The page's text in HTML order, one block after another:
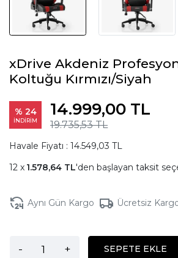
xDrive Akdeniz
Koltuğu Kırmızı/Siyah
% 24
İNDİRİM 19.735,53 TL
14.999,00 TL
Havale Fiyatı : 14.549,03 TL
1.578,64 TL'den başlayan taksit
Aynı Gün Kargo Ücretsiz
- + SEPETE EKLE